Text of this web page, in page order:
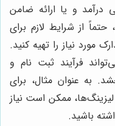
درآمد و یا ارائه ضامن
حتماً از شرایط لازم برای
مورد نیاز را تهیه کنید.
فرآیند ثبت نام و
به عنوان مثال، برای
ممکن است نیاز
باشید.